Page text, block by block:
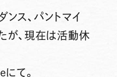
ンス、パントマイ
が、現在は活動休
て。